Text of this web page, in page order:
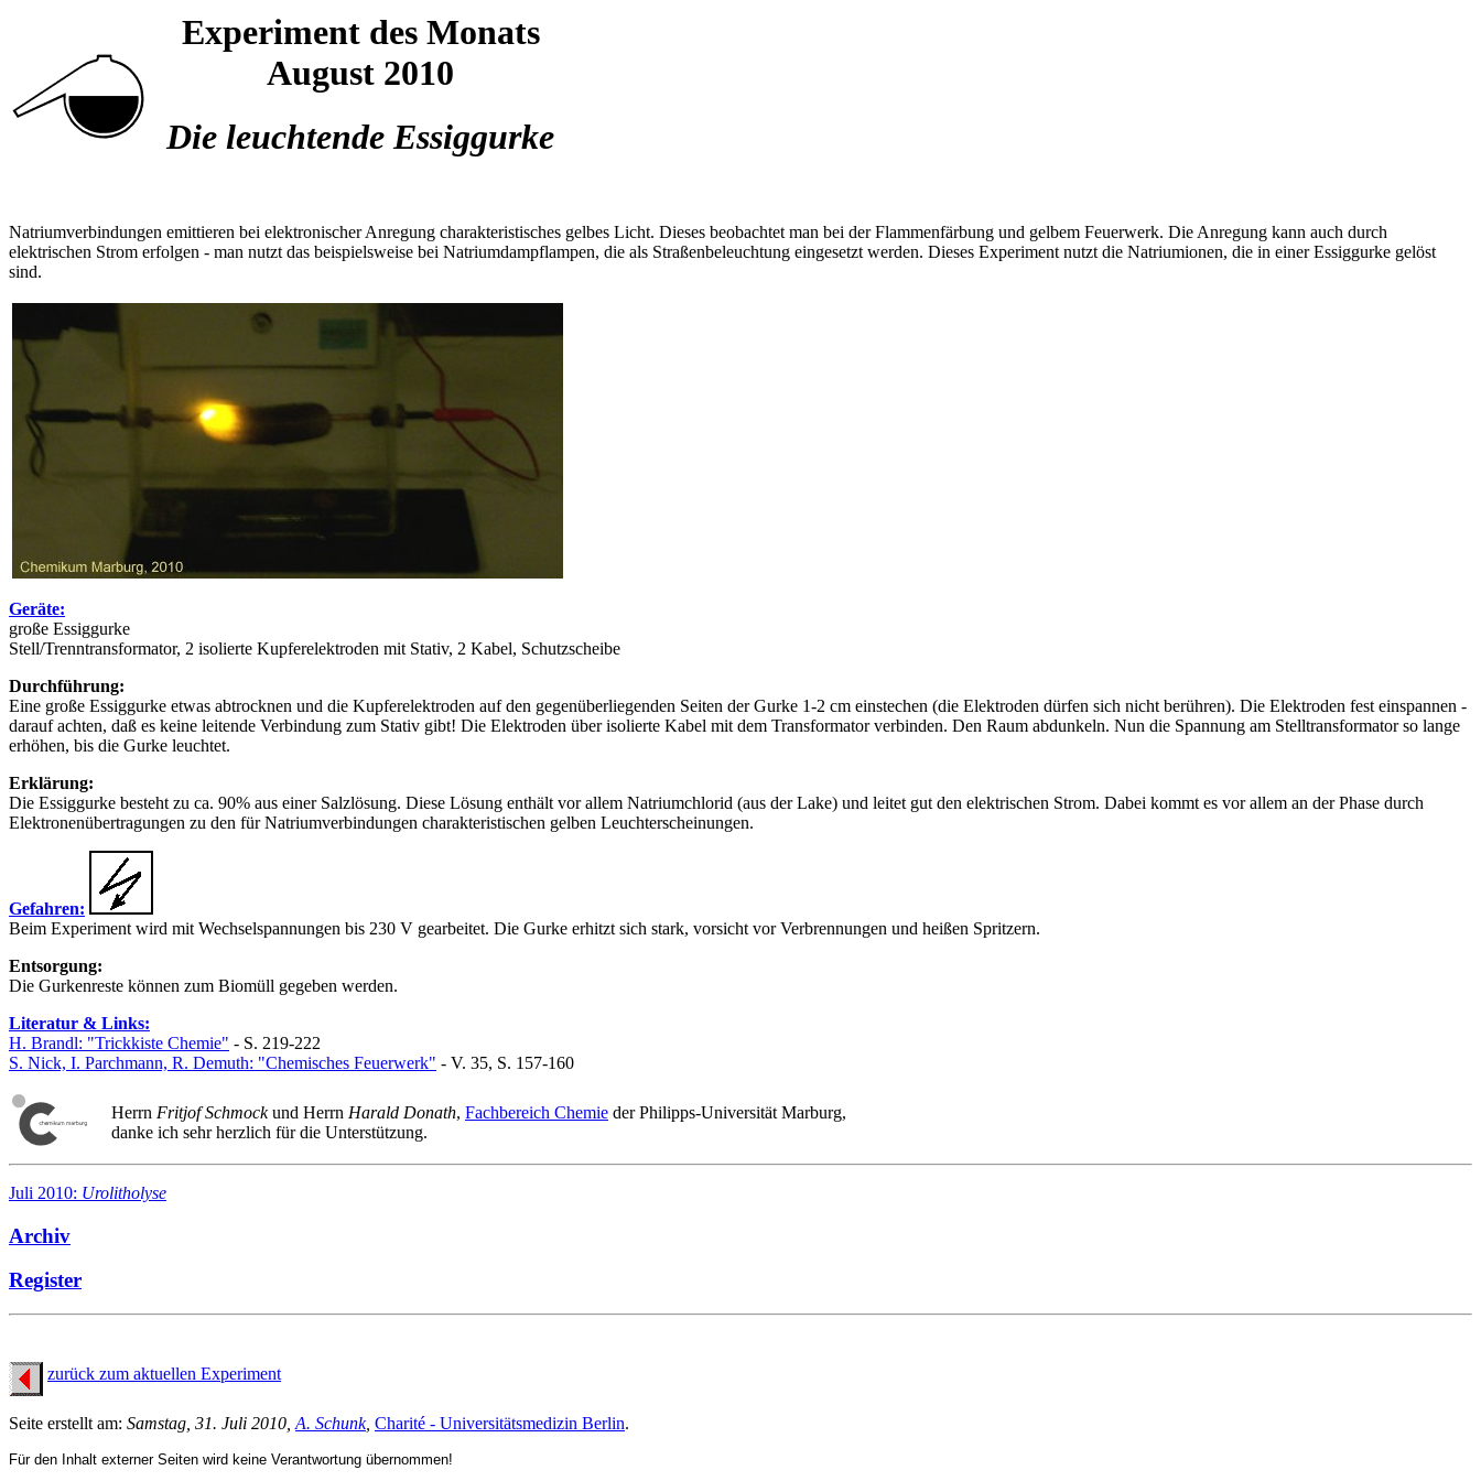
Experiment des Monats
August 2010
Die leuchtende Essiggurke
Natriumverbindungen emittieren bei elektronischer Anregung charakteristisches gelbes Licht. Dieses beobachtet man bei der Flammenfärbung und gelbem Feuerwerk. Die Anregung kann auch durch
elektrischen Strom erfolgen - man nutzt das beispielsweise bei Natriumdampflampen, die als Straßenbeleuchtung eingesetzt werden. Dieses Experiment nutzt die Natriumionen, die in einer Essiggurke gelöst
sind.
Geräte:
große Essiggurke
Stell/Trenntransformator, 2 isolierte Kupferelektroden mit Stativ, 2 Kabel, Schutzscheibe
Durchführung:
Eine große Essiggurke etwas abtrocknen und die Kupferelektroden auf den gegenüberliegenden Seiten der Gurke 1-2 cm einstechen (die Elektroden dürfen sich nicht berühren). Die Elektroden fest einspannen -
darauf achten, daß es keine leitende Verbindung zum Stativ gibt! Die Elektroden über isolierte Kabel mit dem Transformator verbinden. Den Raum abdunkeln. Nun die Spannung am Stelltransformator so lange
erhöhen, bis die Gurke leuchtet.
Erklärung:
Die Essiggurke besteht zu ca. 90% aus einer Salzlösung. Diese Lösung enthält vor allem Natriumchlorid (aus der Lake) und leitet gut den elektrischen Strom. Dabei kommt es vor allem an der Phase durch
Elektronenübertragungen zu den für Natriumverbindungen charakteristischen gelben Leuchterscheinungen.
Gefahren:
Beim Experiment wird mit Wechselspannungen bis 230 V gearbeitet. Die Gurke erhitzt sich stark, vorsicht vor Verbrennungen und heißen Spritzern.
Entsorgung:
Die Gurkenreste können zum Biomüll gegeben werden.
Literatur & Links:
H. Brandl: "Trickkiste Chemie" - S. 219-222
S. Nick, I. Parchmann, R. Demuth: "Chemisches Feuerwerk" - V. 35, S. 157-160
Herrn Fritjof Schmockund Herrn Harald Donath, Fachbereich Chemie der Philipps-Universität Marburg,
danke ich sehr herzlich für die Unterstützung.
Juli 2010: Urolitholyse
Archiv
Register
zurück zum aktuellen Experiment
Seite erstellt am: Samstag, 31. Juli 2010, A. Schunk, Charité - Universitätsmedizin Berlin.
Für den Inhalt externer Seiten wird keine Verantwortung übernommen!